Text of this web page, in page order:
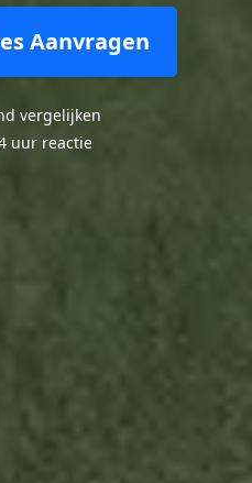
Aanvragen
vergelijken
uur reactie